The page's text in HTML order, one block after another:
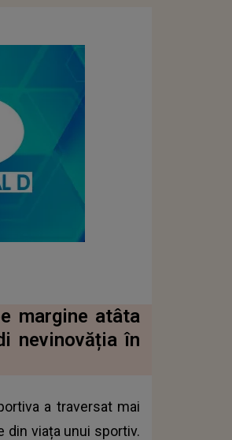
margine atâta
nevinovăția în
a traversat mai
din viața unui sportiv.